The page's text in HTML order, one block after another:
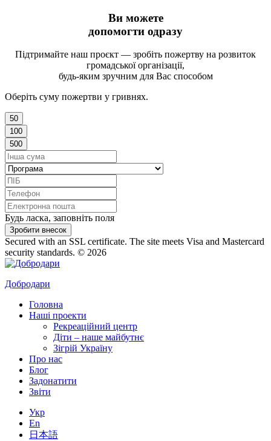
Ви можете
допомогти одразу
Підтримайте наш проєкт — зробіть пожертву на розвиток
громадської організації,
будь-яким зручним для Вас способом
Оберіть суму пожертви у гривнях.
50
100
500
Будь ласка, заповніть поля
Зробити внесок
Secured with an SSL certificate. The site meets Visa and Mastercard
security standards. © 2026
Добродари
Головна
Наші проекти
Рекреаційний центр
Діти – наше майбутнє
Зігрій Україну
Про нас
Блог
Задонатити
Звіти
Укр
En
日本語